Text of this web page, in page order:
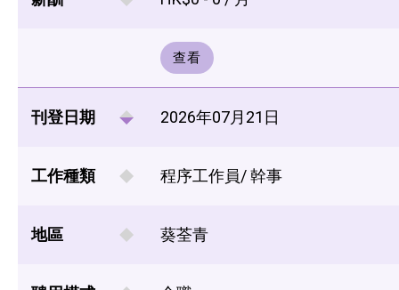
查看
刊登日期 2026年07月21日
工作種類 程序工作員/ 幹事
地區 葵荃青